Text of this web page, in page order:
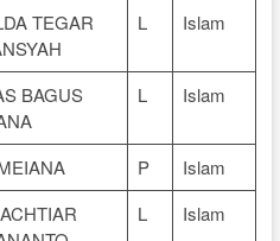
TEGAR
L Islam
BAGUS
L Islam
P
Islam
L Islam